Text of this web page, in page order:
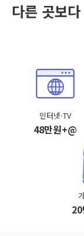
다른 곳보
인터넷·TV
48만원+@